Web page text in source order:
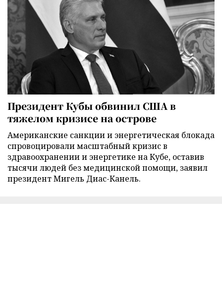
Президент Кубы обвинил США в
тяжелом кризисе на острове
Американские санкции и энергетическая блокада
спровоцировали масштабный кризис в
здравоохранении и энергетике на Кубе, оставив
тысячи людей без медицинской помощи, заявил
президент Мигель Диас-Канель.